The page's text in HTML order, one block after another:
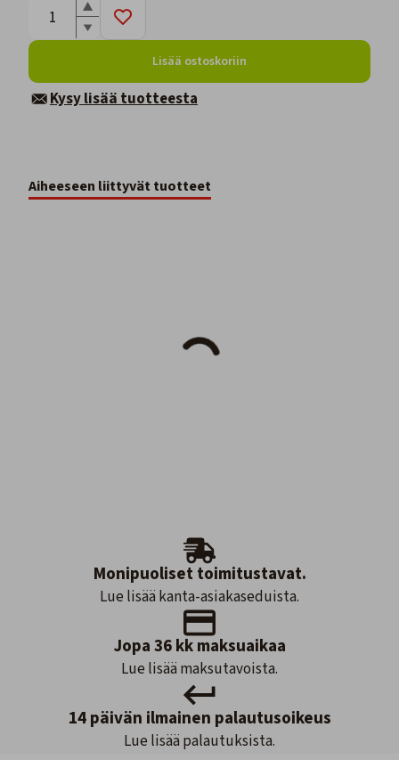
Lisää ostoskoriin
Kysy lisää tuotteesta
Aiheeseen liittyvät tuotteet
Monipuoliset toimitustavat.
Lue lisää kanta-asiakaseduista.
Jopa 36 kk maksuaikaa
Lue lisää maksutavoista.
14 päivän ilmainen palautusoikeus
Lue lisää palautuksista.